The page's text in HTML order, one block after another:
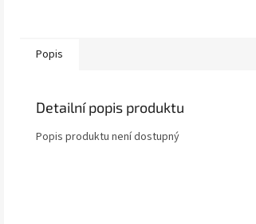
Popis
Detailní popis produktu
Popis produktu není dostupný